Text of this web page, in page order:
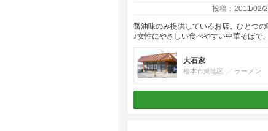
投稿：2011/02/
醤油味のみ提供しているお店。ひとつ
♪女性にやさしい食べやすい中華そばで
大石家
松本市東地区 ラーメン